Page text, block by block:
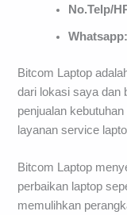
No.Telp/
Bitcom Laptop
dari lokasi saya dan
penjualan
layanan service
Bitcom Laptop
perbaikan laptop
memulihkan